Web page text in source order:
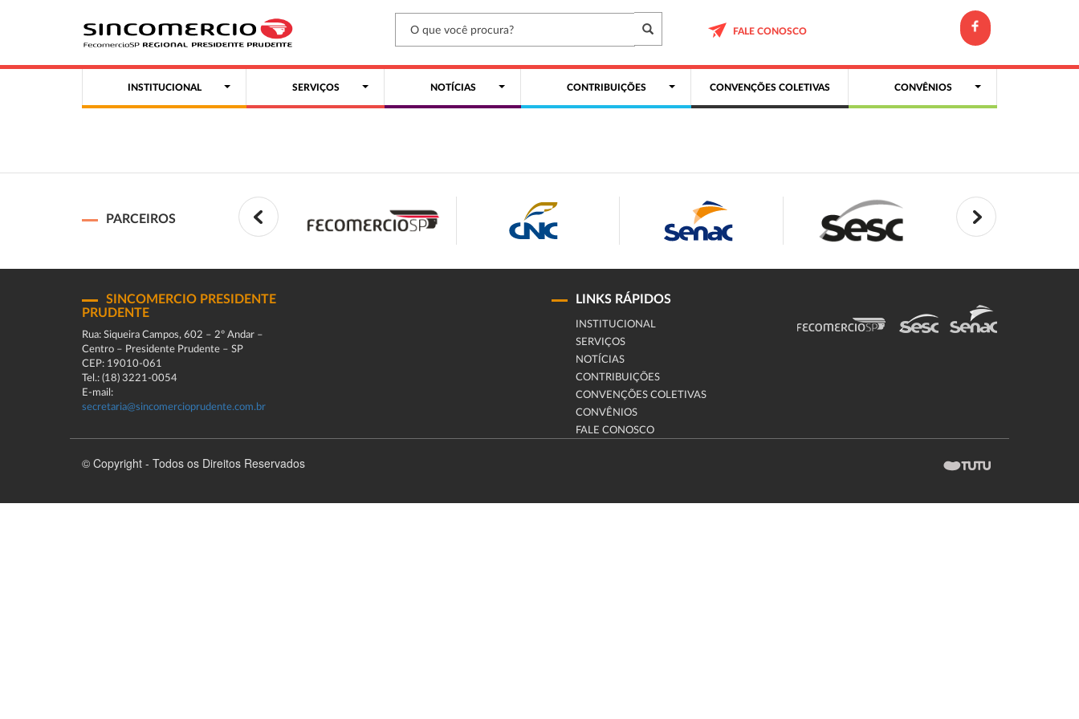
FALE CONOSCO
INSTITUCIONAL SERVIÇOS NOTÍCIAS CONTRIBUIÇÕES CONVENÇÕES COLETIVAS CONVÊNIOS
PARCEIROS
SINCOMERCIO PRESIDENTE
PRUDENTE
Rua: Siqueira Campos, 602 – 2º Andar –
Centro – Presidente Prudente – SP
CEP: 19010-061
Tel.: (18) 3221-0054
E-mail:
secretaria@sincomercioprudente.com.br
LINKS RÁPIDOS
INSTITUCIONAL
SERVIÇOS
NOTÍCIAS
CONTRIBUIÇÕES
CONVENÇÕES COLETIVAS
CONVÊNIOS
FALE CONOSCO
© Copyright - Todos os Direitos Reservados